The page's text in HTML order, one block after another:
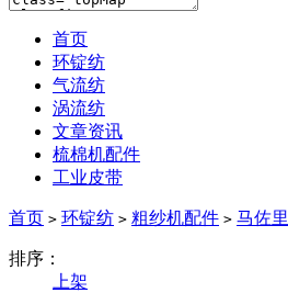
首页
环锭纺
气流纺
涡流纺
文章资讯
梳棉机配件
工业皮带
首页 > 环锭纺 > 粗纱机配件 > 马佐里
排序：
上架